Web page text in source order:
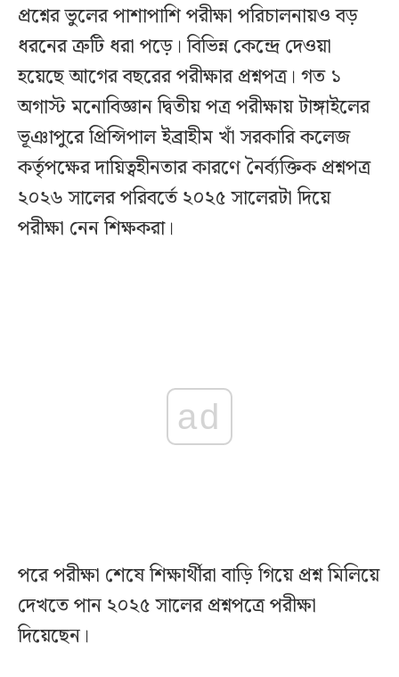
প্রশ্নের ভুলের পাশাপাশি পরীক্ষা পরিচালনায়ও বড়
ধরনের ত্রুটি ধরা পড়ে। বিভিন্ন কেন্দ্রে দেওয়া
হয়েছে আগের বছরের পরীক্ষার প্রশ্নপত্র। গত ১
অগাস্ট মনোবিজ্ঞান দ্বিতীয় পত্র পরীক্ষায় টাঙ্গাইলের
ভূঞাপুরে প্রিন্সিপাল ইব্রাহীম খাঁ সরকারি কলেজ
কর্তৃপক্ষের দায়িত্বহীনতার কারণে নৈর্ব্যক্তিক প্রশ্নপত্র
২০২৬ সালের পরিবর্তে ২০২৫ সালেরটা দিয়ে
পরীক্ষা নেন শিক্ষকরা।
ad
পরে পরীক্ষা শেষে শিক্ষার্থীরা বাড়ি গিয়ে প্রশ্ন মিলিয়ে
দেখতে পান ২০২৫ সালের প্রশ্নপত্রে পরীক্ষা
দিয়েছেন।